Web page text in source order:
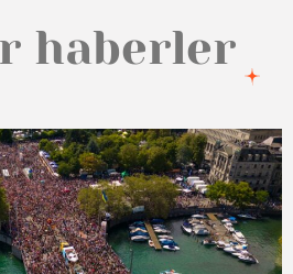
haberler